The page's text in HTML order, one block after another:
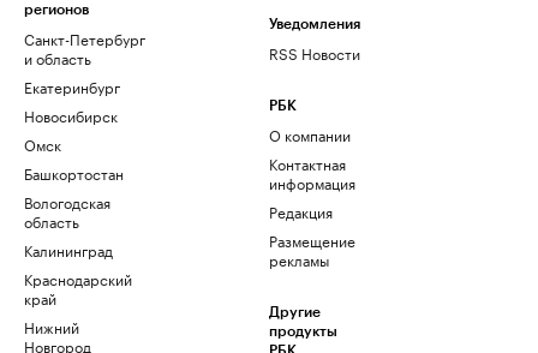
регионов
Санкт-Петербург
и область
Екатеринбург
Новосибирск
Омск
Башкортостан
Вологодская
область
Калининград
Краснодарский
край
Нижний
Новгород
Уведомления
RSS Новости
РБК
О компании
Контактная
информация
Редакция
Размещение
рекламы
Другие
продукты